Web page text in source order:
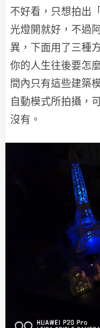
不好看，只想拍出
光燈開就好，不過
異，下面用了三種
你的人生往後要怎
間內只有這些建築
自動模式所拍攝，
沒有。